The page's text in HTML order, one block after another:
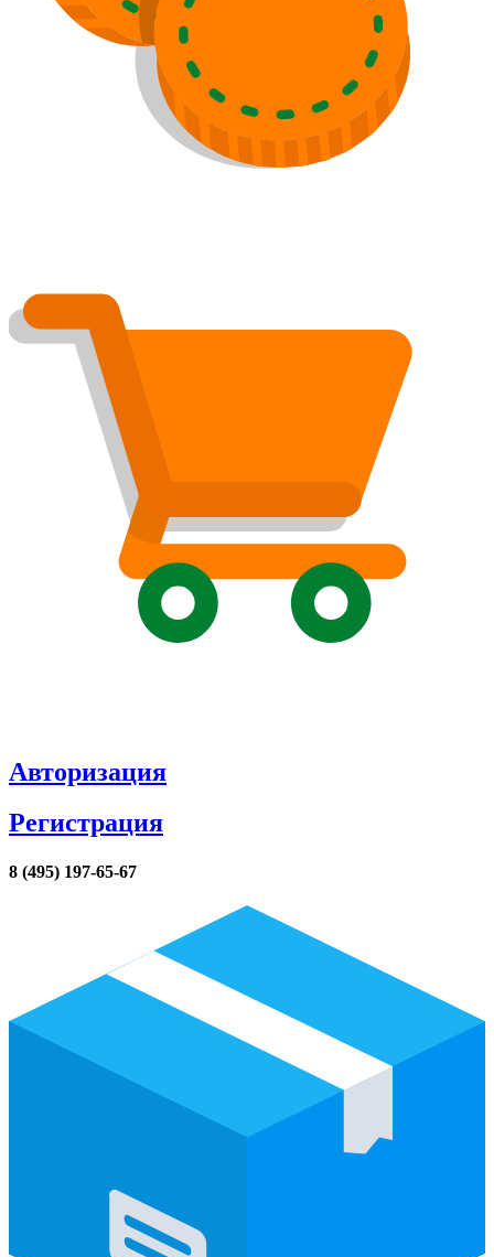
Авторизация
Регистрация
8 (495) 197-65-67